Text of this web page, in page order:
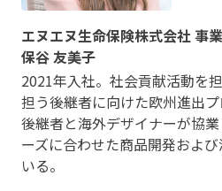
エヌエヌ生命保険株式会社 事
保谷 友美子
2021年入社。社会貢献活動を
担う後継者に向けた欧州進出プ
後継者と海外デザイナーが協
ーズに合わせた商品開発およ
いる。